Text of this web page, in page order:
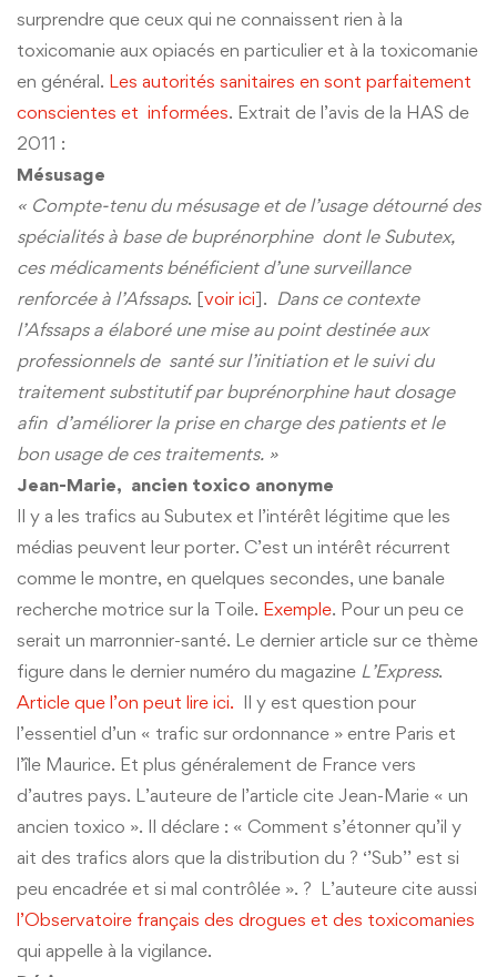
surprendre que ceux qui ne connaissent rien à la
toxicomanie aux opiacés en particulier et à la toxicomanie
en général. Les autorités sanitaires en sont parfaitement
conscientes et informées. Extrait de l’avis de la HAS de
2011 :
Mésusage
« Compte-tenu du mésusage et de l’usage détourné des
spécialités à base de buprénorphine dont le Subutex,
ces médicaments bénéficient d’une surveillance
renforcée à l’Afssaps. [voir ici]. Dans ce contexte
l’Afssaps a élaboré une mise au point destinée aux
professionnels de santé sur l’initiation et le suivi du
traitement substitutif par buprénorphine haut dosage
afin d’améliorer la prise en charge des patients et le
bon usage de ces traitements. »
Jean-Marie, ancien toxico anonyme
Il y a les trafics au Subutex et l’intérêt légitime que les
médias peuvent leur porter. C’est un intérêt récurrent
comme le montre, en quelques secondes, une banale
recherche motrice sur la Toile. Exemple. Pour un peu ce
serait un marronnier-santé. Le dernier article sur ce thème
figure dans le dernier numéro du magazine L’Express.
Article que l’on peut lire ici. Il y est question pour
l’essentiel d’un « trafic sur ordonnance » entre Paris et
l’île Maurice. Et plus généralement de France vers
d’autres pays. L’auteure de l’article cite Jean-Marie « un
ancien toxico ». Il déclare : « Comment s’étonner qu’il y
ait des trafics alors que la distribution du ? ‘’Sub’’ est si
peu encadrée et si mal contrôlée ». ? L’auteure cite aussi
l’Observatoire français des drogues et des toxicomanies
qui appelle à la vigilance.